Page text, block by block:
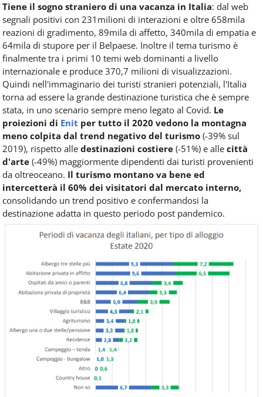
Tiene il sogno straniero di una vacanza in Italia: dal web
segnali positivi con 231milioni di interazioni e oltre 658mila
reazioni di gradimento, 89mila di affetto, 340mila di empatia e
64mila di stupore per il Belpaese. Inoltre il tema turismo è
finalmente tra i primi 10 temi web dominanti a livello
internazionale e produce 370,7 milioni di visualizzazioni.
Quindi nell'immaginario dei turisti stranieri potenziali, l'Italia
torna ad essere la grande destinazione turistica che è sempre
stata, in uno scenario sempre meno legato al Covid. Le
proiezioni di Enit per tutto il 2020 vedono la montagna
meno colpita dal trend negativo del turismo (-39% sul
2019), rispetto alle destinazioni costiere (-51%) e alle città
d'arte (-49%) maggiormente dipendenti dai turisti provenienti
da oltreoceano. Il turismo montano va bene ed
intercetterà il 60% dei visitatori dal mercato interno,
consolidando un trend positivo e confermandosi la
destinazione adatta in questo periodo post pandemico.